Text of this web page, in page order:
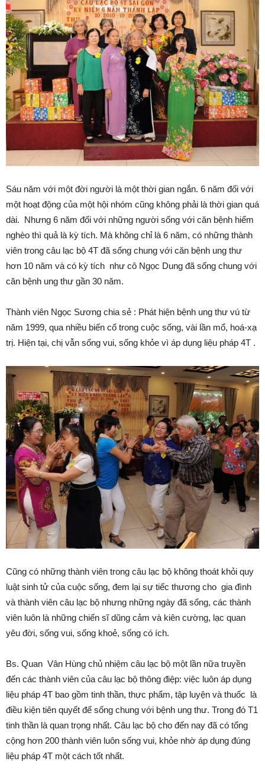
Sáu năm với một đời người là một thời gian ngắn. 6 năm đối với
một hoạt động của một hội nhóm cũng không phải là thời gian quá
dài. Nhưng 6 năm đối với những người sống với căn bệnh hiểm
nghèo thì quả là kỳ tích. Mà không chỉ là 6 năm, có những thành
viên trong câu lạc bộ 4T đã sống chung với căn bệnh ung thư
hơn 10 năm và có kỳ tích như cô Ngọc Dung đã sống chung với
căn bệnh ung thư gần 30 năm.
Thành viên Ngọc Sương chia sẻ : Phát hiện bệnh ung thư vú từ
năm 1999, qua nhiều biến cố trong cuộc sống, vài lần mổ, hoá-xạ
trị. Hiện tại, chị vẫn sống vui, sống khỏe vì áp dụng liệu pháp 4T .
Cũng có những thành viên trong câu lạc bộ không thoát khỏi quy
luật sinh tử của cuộc sống, đem lại sự tiếc thương cho gia đình
và thành viên câu lạc bộ nhưng những ngày đã sống, các thành
viên luôn là những chiến sĩ dũng cảm và kiên cường, lạc quan
yêu đời, sống vui, sống khoẻ, sống có ích.
Bs. Quan Vân Hùng chủ nhiệm câu lạc bộ một lần nữa truyền
đến các thành viên của câu lạc bộ thông điệp: việc luôn áp dụng
liệu pháp 4T bao gồm tinh thần, thực phẩm, tập luyện và thuốc là
điều kiện tiên quyết để sống chung với bệnh ung thư. Trong đó T1
tinh thần là quan trọng nhất. Câu lạc bộ cho đến nay đã có tổng
cộng hơn 200 thành viên luôn sống vui, khỏe nhờ áp dụng đúng
liệu pháp 4T một cách tốt nhất.